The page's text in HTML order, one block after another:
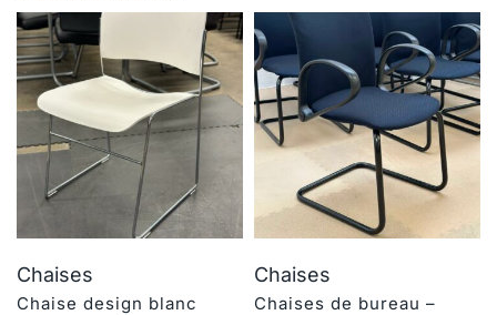
Chaises
Chaise design blanc
Chaises
Chaises de bureau –